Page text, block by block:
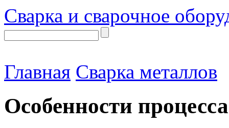
Сварка и сварочное
Главная Сварка металлов
Особенности